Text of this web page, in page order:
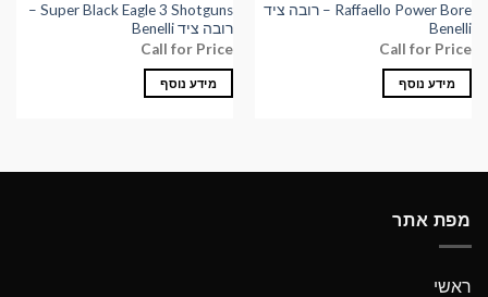
Raffaello Power Bore – רובה ציד
Benelli
Call for Price
מידע נוסף
Super Black Eagle 3 Shotguns –
רובה ציד Benelli
Call for Price
מידע נוסף
מפת אתר
ראשי